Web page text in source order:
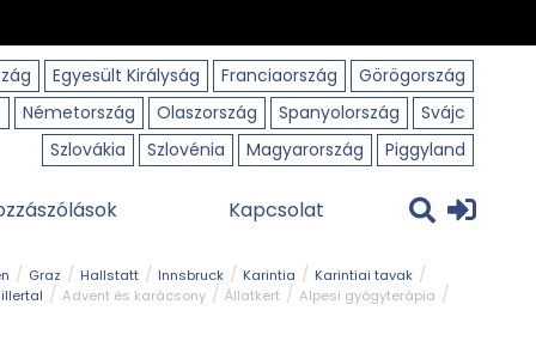
Egyesült Királyság Franciaország
Görögország
Németország Olaszország Spanyolország
Svájc
Szlovákia
Szlovénia Magyarország Piggyland
Kapcsolat
Graz Hallstatt Innsbruck Karintia
Karintiai tavak
Advent és karácsony Állatkert Alpesi gyógyterápia